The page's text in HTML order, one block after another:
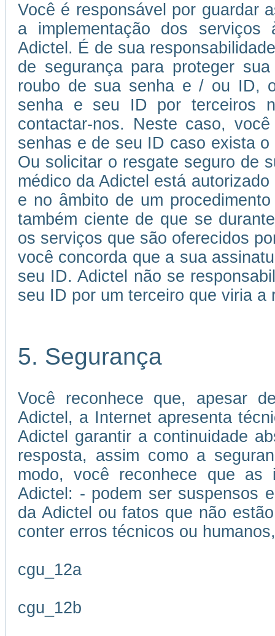
Você é responsável por guardar
a implementação dos
Adictel. É de sua
de segurança para proteger
roubo de sua senha e / ou ID,
senha e seu ID por terceiros
contactar-nos. Neste caso,
senhas e de seu ID caso exista
Ou solicitar o resgate seguro de
médico da Adictel está
e no âmbito de um
também ciente de que se
os serviços que são oferecidos
você concorda que a sua
seu ID. Adictel não se
seu ID por um terceiro que viria a
5. Segurança
Você reconhece que, apesar
Adictel, a Internet apresenta
Adictel garantir a continuidade
resposta, assim como a
modo, você reconhece que as
Adictel: - podem ser suspensos
da Adictel ou fatos que não
conter erros técnicos ou
cgu_12a
cgu_12b